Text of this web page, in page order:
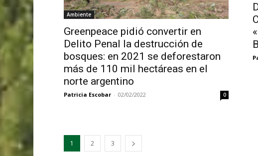
Ambiente
Greenpeace pidió convertir en
Delito Penal la destrucción de
bosques: en 2021 se deforestaron
más de 110 mil hectáreas en el
norte argentino
Patricia Escobar - 02/02/2022 0
1 2 3